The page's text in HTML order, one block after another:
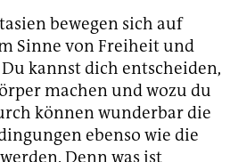
bewegen sich auf
Sinne von Freiheit und
kannst dich entscheiden,
machen und wozu du
können wunderbar die
ebenso wie die
Denn was ist